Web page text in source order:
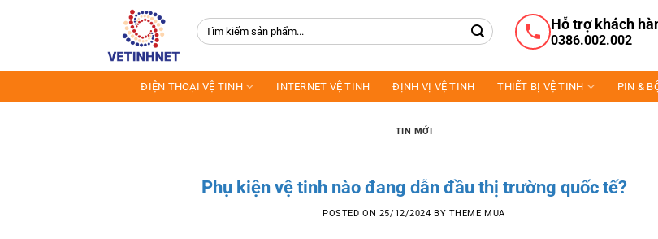
Tìm
kiếm:
Hỗ trợ khách
0386.002.002
ĐIỆN THOẠI VỆ TINH INTERNET VỆ TINH ĐỊNH VỊ VỆ TINH THIẾT BỊ VỆ TINH PIN &
TIN MỚI
Phụ kiện vệ tinh nào đang dẫn đầu thị trường quốc tế?
POSTED ON 25/12/2024 BY THEME MUA